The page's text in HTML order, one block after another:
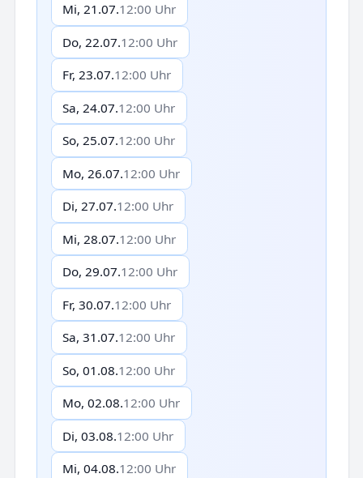
Mi, 21.07.12:00 Uhr
Do, 22.07.12:00 Uhr
Fr, 23.07.12:00 Uhr
Sa, 24.07.12:00 Uhr
So, 25.07.12:00 Uhr
Mo, 26.07.12:00 Uhr
Di, 27.07.12:00 Uhr
Mi, 28.07.12:00 Uhr
Do, 29.07.12:00 Uhr
Fr, 30.07.12:00 Uhr
Sa, 31.07.12:00 Uhr
So, 01.08.12:00 Uhr
Mo, 02.08.12:00 Uhr
Di, 03.08.12:00 Uhr
Mi, 04.08.12:00 Uhr